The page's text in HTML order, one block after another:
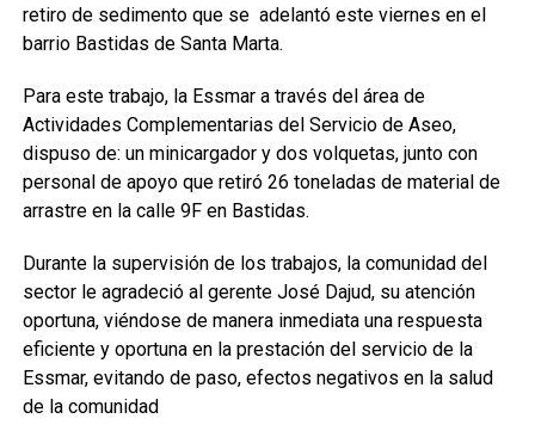
retiro de sedimento que se adelantó este viernes en el
barrio Bastidas de Santa Marta.
Para este trabajo, la Essmar a través del área de
Actividades Complementarias del Servicio de Aseo,
dispuso de: un minicargador y dos volquetas, junto con
personal de apoyo que retiró 26 toneladas de material de
arrastre en la calle 9F en Bastidas.
Durante la supervisión de los trabajos, la comunidad del
sector le agradeció al gerente José Dajud, su atención
oportuna, viéndose de manera inmediata una respuesta
eficiente y oportuna en la prestación del servicio de la
Essmar, evitando de paso, efectos negativos en la salud
de la comunidad